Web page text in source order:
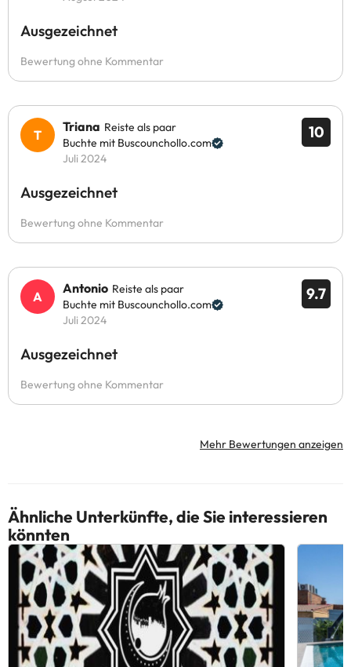
Ausgezeichnet
Bewertung ohne Kommentar
10
Triana Reiste als paar
Buchte mit Buscounchollo.com
Juli 2024
Ausgezeichnet
Bewertung ohne Kommentar
9.7
Antonio Reiste als paar
Buchte mit Buscounchollo.com
Juli 2024
Ausgezeichnet
Bewertung ohne Kommentar
Mehr Bewertungen anzeigen
Ähnliche Unterkünfte, die Sie interessieren
könnten